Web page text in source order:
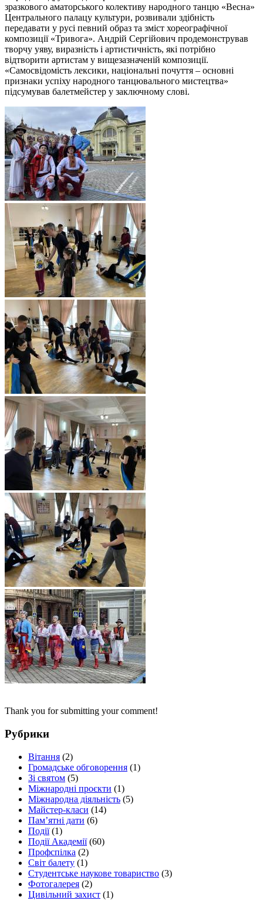
зразкового аматорського колективу народного танцю «Весна»
Центрального палацу культури, розвивали здібність
передавати у русі певний образ та зміст хореографічної
композиції «Тривога». Андрій Сергійович продемонстрував
творчу уяву, виразність і артистичність, які потрібно
відтворити артистам у вищезазначеній композиції.
«Самосвідомість лексики, національні почуття – основні
признаки успіху народного танцювального мистецтва»
підсумував балетмейстер у заключному слові.
Thank you for submitting your comment!
Рубрики
Вітання (2)
Громадське обговорення (1)
Зі святом (5)
Міжнародні проєкти (1)
Міжнародна діяльність (5)
Майстер-класи (14)
Пам’ятні дати (6)
Події(1)
Події Академії(60)
Профспілка (2)
Світ балету (1)
Студентське наукове товариство (3)
Фотогалерея (2)
Цивільний захист (1)